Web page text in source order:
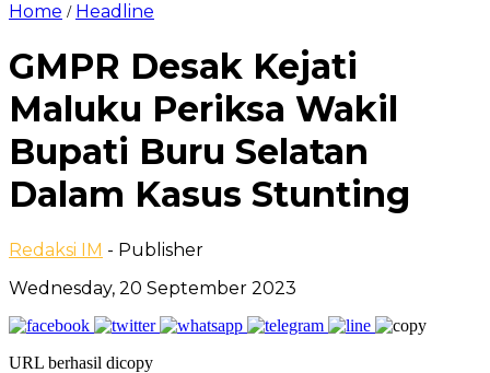
Home / Headline
GMPR Desak Kejati
Maluku Periksa Wakil
Bupati Buru Selatan
Dalam Kasus Stunting
Redaksi IM - Publisher
Wednesday, 20 September 2023
URL berhasil dicopy